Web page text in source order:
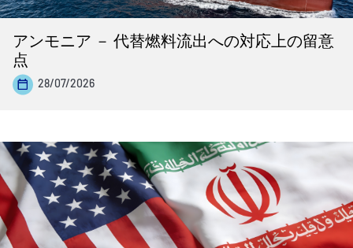
アンモニア － 代替燃料流出への対応上の留意
点
28/07/2026